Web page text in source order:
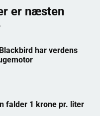
er næsten
har verdens
falder 1 krone pr. liter